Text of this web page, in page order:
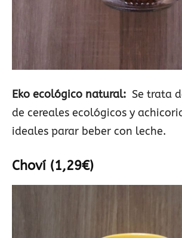
Eko ecológico natural: Se trata
de cereales ecológicos y
ideales parar beber con leche.
Choví (1,29€)